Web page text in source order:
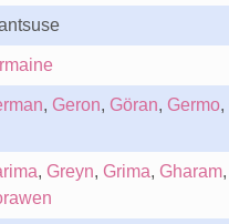
, Geron, Göran, Germo,
, Greyn, Grima, Gharam,